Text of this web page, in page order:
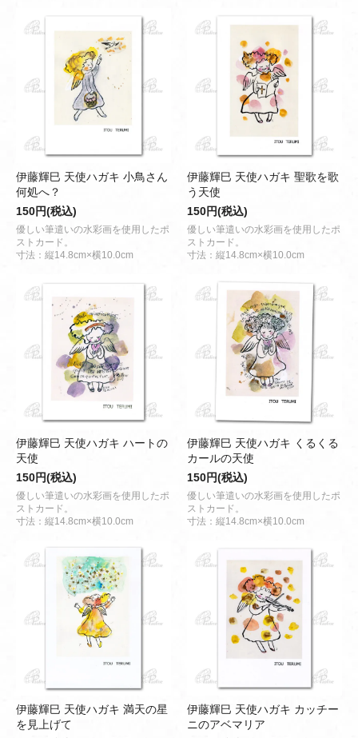
伊藤輝巳 天使ハガキ 小鳥さん
何処へ？
150円(税込)
優しい筆遣いの水彩画を使用したポ
ストカード。
寸法：縦14.8cm×横10.0cm
伊藤輝巳 天使ハガキ 聖歌を歌
う天使
150円(税込)
優しい筆遣いの水彩画を使用したポ
ストカード。
寸法：縦14.8cm×横10.0cm
伊藤輝巳 天使ハガキ ハートの
天使
150円(税込)
優しい筆遣いの水彩画を使用したポ
ストカード。
寸法：縦14.8cm×横10.0cm
伊藤輝巳 天使ハガキ くるくる
カールの天使
150円(税込)
優しい筆遣いの水彩画を使用したポ
ストカード。
寸法：縦14.8cm×横10.0cm
伊藤輝巳 天使ハガキ 満天の星
を見上げて
伊藤輝巳 天使ハガキ カッチー
ニのアベマリア